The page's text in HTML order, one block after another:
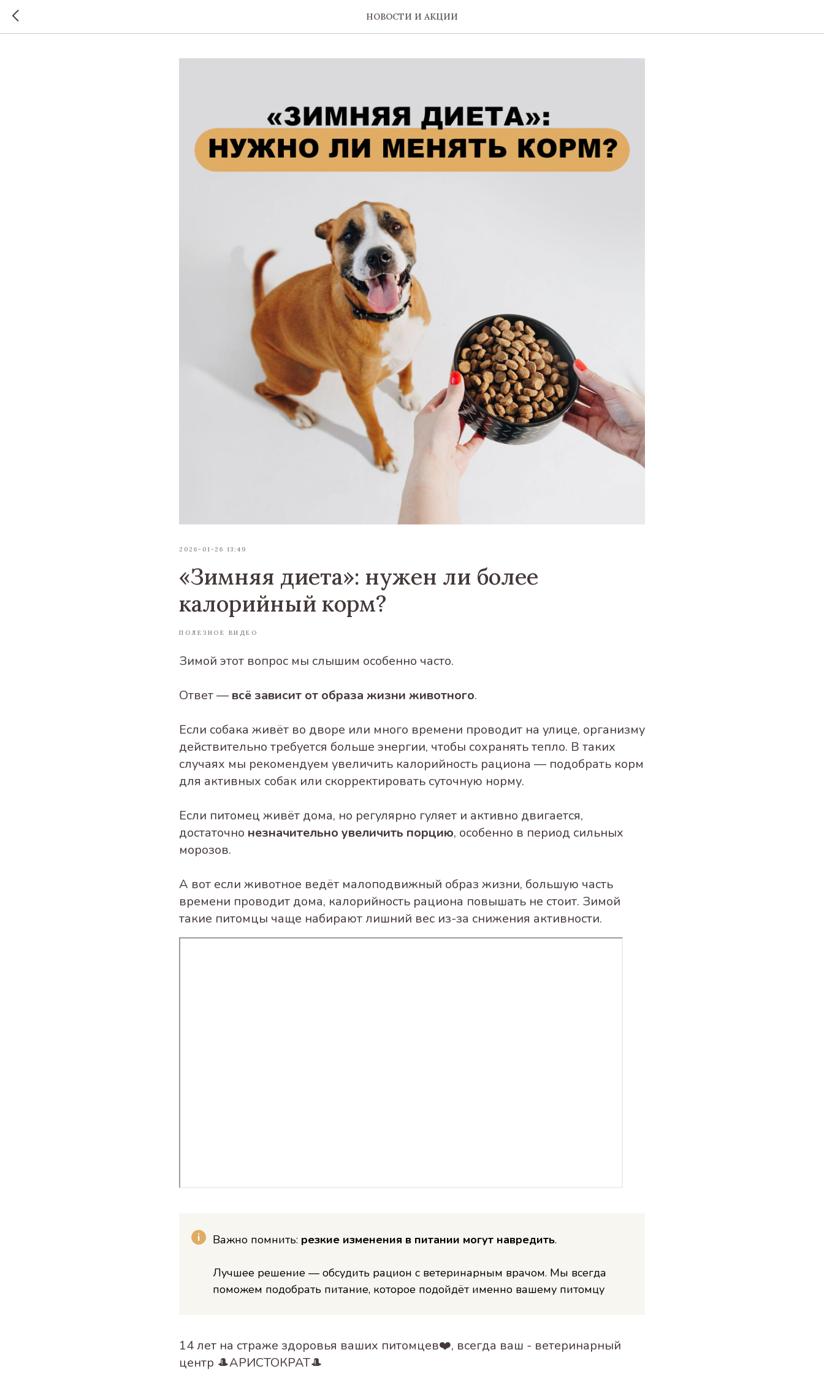
НОВОСТИ И АКЦИИ
2026-01-26 13:49
«Зимняя диета»: нужен ли более
калорийный корм?
ПОЛЕЗНОЕ ВИДЕО
Зимой этот вопрос мы слышим особенно часто.
Ответ — всё зависит от образа жизни животного.
Если собака живёт во дворе или много времени проводит на улице, организму
действительно требуется больше энергии, чтобы сохранять тепло. В таких
случаях мы рекомендуем увеличить калорийность рациона — подобрать корм
для активных собак или скорректировать суточную норму.
Если питомец живёт дома, но регулярно гуляет и активно двигается,
достаточно незначительно увеличить порцию, особенно в период сильных
морозов.
А вот если животное ведёт малоподвижный образ жизни, большую часть
времени проводит дома, калорийность рациона повышать не стоит. Зимой
такие питомцы чаще набирают лишний вес из-за снижения активности.
Важно помнить: резкие изменения в питании могут навредить.
Лучшее решение — обсудить рацион с ветеринарным врачом. Мы всегда
поможем подобрать питание, которое подойдёт именно вашему питомцу
14 лет на страже здоровья ваших питомцев❤️, всегда ваш - ветеринарный
центр 🎩АРИСТОКРАТ🎩